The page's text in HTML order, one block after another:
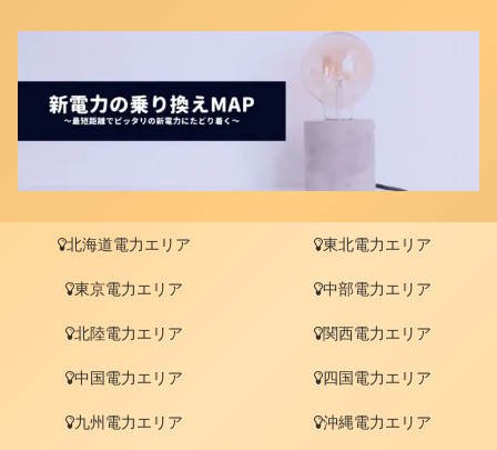
北海道電力エリア 東北電力エリア
東京電力エリア 中部電力エリア
北陸電力エリア 関西電力エリア
中国電力エリア 四国電力エリア
九州電力エリア 沖縄電力エリア